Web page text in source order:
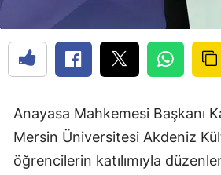
Anayasa Mahkemesi Başkanı
Mersin Üniversitesi Akdeniz
öğrencilerin katılımıyla